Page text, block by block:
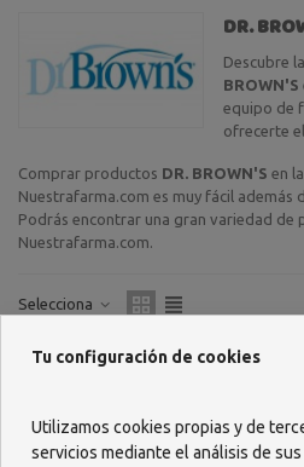
DR.
Descubre
BROWN'S
equipo de
ofrecerte
Comprar productos DR. BROWN'S en
Nuestrafarma.com es muy fácil además
Podrás encontrar una gran variedad de
Nuestrafarma.com.
Selecciona
Tu configuración de cookies
Utilizamos cookies propias y de
servicios mediante el análisis de